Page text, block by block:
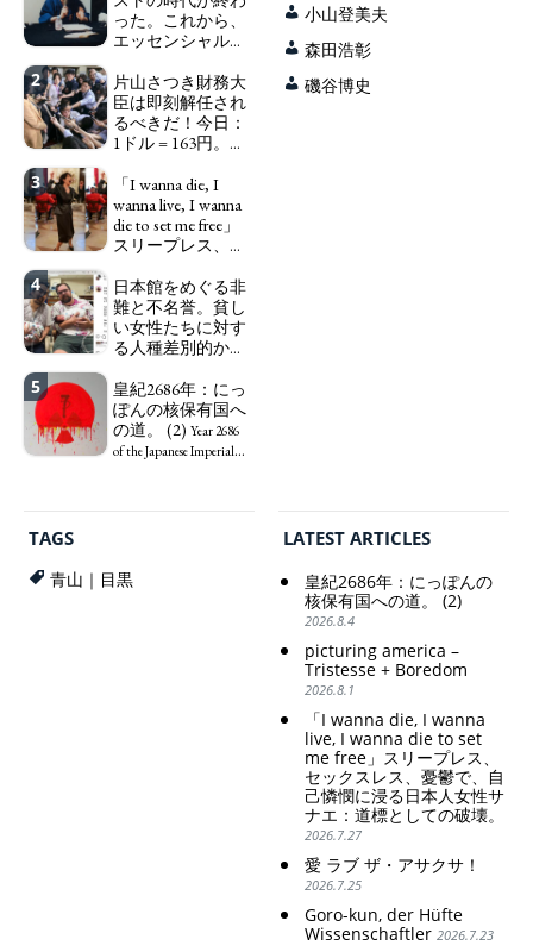
った。これから、
エッセンシャルワ
ワーカー、ソーシ
ャルワーカーと同
じ、アートワーカ
ーになる。We have
word "artist" into the
word "Art Worker"
(similar to "Essential
Worker", "Sex Worker" or
2
片山さつき財務大
臣は即刻解任され
るべきだ！今日：
1ドル = 163円。に
自分の円を吸って
いる。高市早苗首
相「円安で外為特
会ホクホク」 為
Finance Minister
KATAYAMA Satsuki
should be fired
immediately! Today: 1
Japanese Have Long Been
Draining Their Own Yen.
Prime Minister
TAKAICHI Sanae: "The
3
「I wanna die, I
wanna live, I wanna
die to set me free」
スリープレス、セ
で、自己憐憫に浸
る日本人女性サナ
エ：道標としての
破壊。"I wanna die, I
set me free" - Sanae, a
Japanese woman who is
sleepless, sexless, depressive
and wallowing in self-
4
日本館をめぐる非
難と不名誉。貧し
い女性たちに対す
る人種差別的かつ
取。保守的な日本
の家父長制の強
化。戸籍制度の強
化。差別的な血統
poor women.
Strengthening of
5
皇紀2686年：にっ
ぽんの核保有国へ
の道。 (2) Year 2686
of the Japanese Imperial
小山登美夫
森田浩彰
磯谷博史
TAGS
青山｜目黒
LATEST ARTICLES
皇紀2686年：にっぽんの
核保有国への道。 (2)
2026.8.4
picturing america –
Tristesse + Boredom
2026.8.1
「I wanna die, I wanna
live, I wanna die to set
me free」スリープレス、
セックスレス、憂鬱で、自
己憐憫に浸る日本人女性サ
ナエ：道標としての破壊。
2026.7.27
愛 ラブ ザ・アサクサ！
2026.7.25
Goro-kun, der Hüfte
Wissenschaftler 2026.7.23